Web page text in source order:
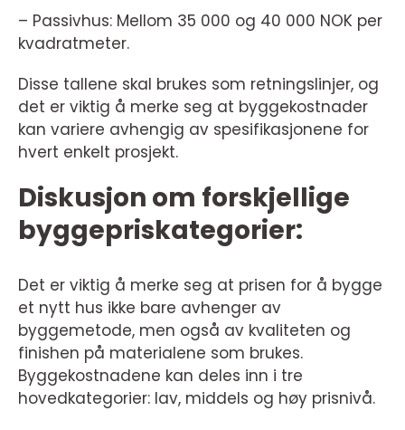
– Passivhus: Mellom 35 000 og 40 000 NOK per
kvadratmeter.
Disse tallene skal brukes som retningslinjer, og
det er viktig å merke seg at byggekostnader
kan variere avhengig av spesifikasjonene for
hvert enkelt prosjekt.
Diskusjon om forskjellige
byggepriskategorier:
Det er viktig å merke seg at prisen for å bygge
et nytt hus ikke bare avhenger av
byggemetode, men også av kvaliteten og
finishen på materialene som brukes.
Byggekostnadene kan deles inn i tre
hovedkategorier: lav, middels og høy prisnivå.